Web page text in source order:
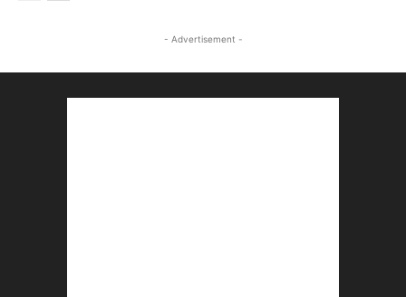
- Advertisement -